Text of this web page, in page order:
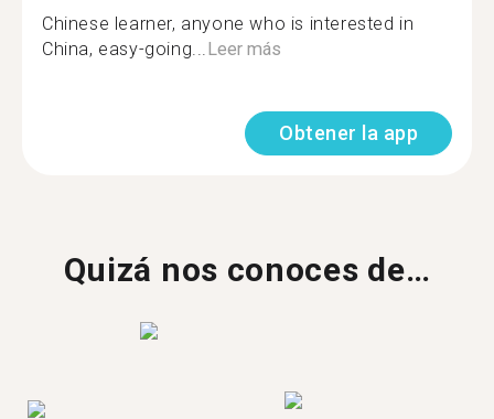
Chinese learner, anyone who is interested in
China, easy-going...Leer más
Obtener la app
Quizá nos conoces de…